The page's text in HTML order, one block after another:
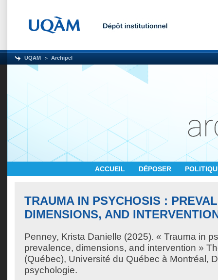
UQAM Archipel
ACCUEIL DÉPOSER
TRAUMA IN PSYCHOSIS :
DIMENSIONS, AND
Penney, Krista Danielle (2025). « Trauma in
prevalence, dimensions, and intervention »
(Québec), Université du Québec à Montréal,
psychologie.